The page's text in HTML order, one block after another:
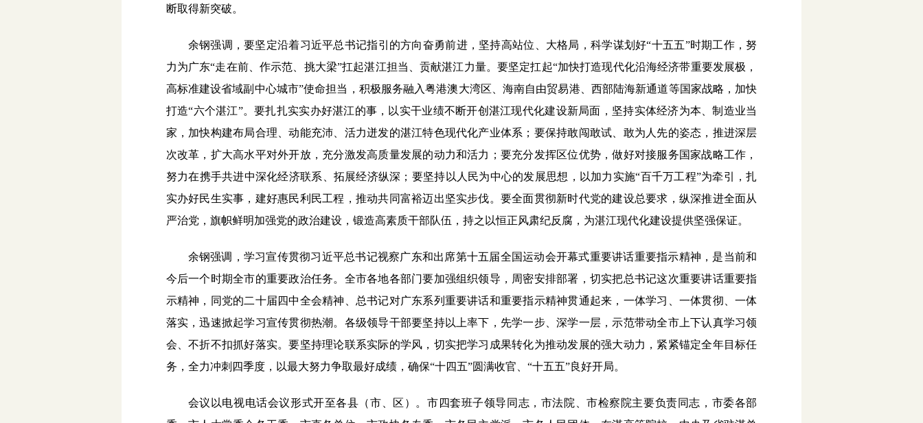
断取得新突破。
余钢强调 ，要坚定沿着习近平总书记指引的方向奋勇前进，坚持高站位、大格局，科学谋划好“十五五”时期工作，努
力为广东“走在前、作示范、挑大梁”扛起湛江担当、贡献湛江力量。要坚定扛起“加快打造现代化沿海经济带重要发展极，
高标准建设省域副中心城市”使命担当，积极服务融入粤港澳大湾区、海南自由贸易港、西部陆海新通道等国家战略，加快
打造“六个湛江”。要扎扎实实办好湛江的事，以实干业绩不断开创湛江现代化建设新局面，坚持实体经济为本、制造业当
家，加快构建布局合理、动能充沛、活力迸发的湛江特色现代化产业体系；要保持敢闯敢试、敢为人先的姿态，推进深层
次改革，扩大高水平对外开放，充分激发高质量发展的动力和活力；要充分发挥区位优势，做好对接服务国家战略工作，
努力在携手共进中深化经济联系、拓展经济纵深；要坚持以人民为中心的发展思想，以加力实施“百千万工程”为牵引，扎
实办好民生实事，建好惠民利民工程，推动共同富裕迈出坚实步伐。要全面贯彻新时代党的建设总要求，纵深推进全面从
严治党，旗帜鲜明加强党的政治建设，锻造高素质干部队伍，持之以恒正风肃纪反腐，为湛江现代化建设提供坚强保证。
余钢强调，学习宣传贯彻习近平总书记视察广东和出席第十五届全国运动会开幕式重要讲话重要指示精神，是当前和
今后一个时期全市的重要政治任务。全市各地各部门要加强组织领导，周密安排部署，切实把总书记这次重要讲话重要指
示精神，同党的二十届四中全会精神、总书记对广东系列重要讲话和重要指示精神贯通起来，一体学习、一体贯彻、一体
落实，迅速掀起学习宣传贯彻热潮。各级领导干部要坚持以上率下，先学一步、深学一层，示范带动全市上下认真学习领
会、不折不扣抓好落实。要坚持理论联系实际的学风，切实把学习成果转化为推动发展的强大动力，紧紧锚定全年目标任
务，全力冲刺四季度，以最大努力争取最好成绩，确保“十四五”圆满收官、“十五五”良好开局。
会议以电视电话会议形式开至各县（市、区）。市四套班子领导同志，市法院、市检察院主要负责同志，市委各部